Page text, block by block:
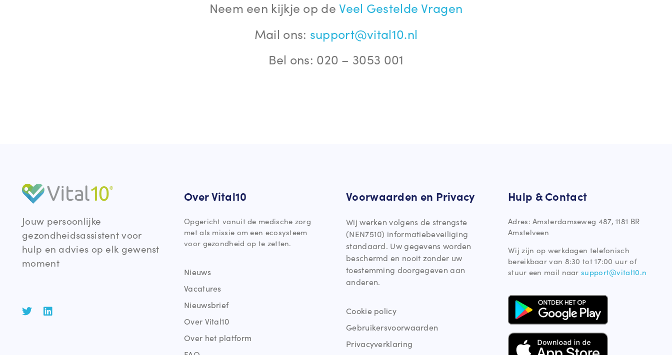
Neem een kijkje op deVeel Gestelde Vragen
Mail ons: support@vital10.nl
Bel ons: 020 – 3053 001
Jouw persoonlijke
gezondheidsassistent voor
hulp en advies op elk gewenst
moment
Over Vital10
Opgericht vanuit de medische zorg
met als missie om een ecosysteem
voor gezondheid op te zetten.
Nieuws
Vacatures
Nieuwsbrief
Over Vital10
Over het platform
Voorwaarden en Privacy
Wij werken volgens de strengste
(NEN7510) informatiebeveiliging
standaard. Uw gegevens worden
beschermd en nooit zonder uw
toestemming doorgegeven aan
anderen.
Cookie policy
Gebruikersvoorwaarden
Privacyverklaring
Hulp & Contact
Adres: Amsterdamseweg 487, 1181 BR
Amstelveen
Wij zijn op werkdagen telefonisch
bereikbaar van 8:30 tot 17:00 uur of
stuur een mail naarsupport@vital10.n